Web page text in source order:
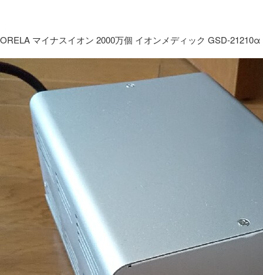
ORELA マイナスイオン 2000万個 イオンメディック GSD-21210α